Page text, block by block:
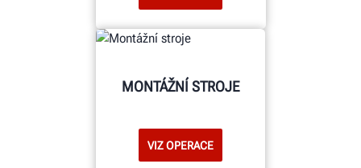
MONTÁŽNÍ STROJE
VIZ OPERACE